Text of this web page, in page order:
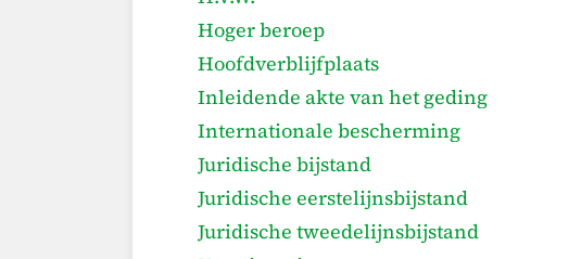
Hoger beroep
Hoofdverblijfplaats
Inleidende akte van het geding
Internationale bescherming
Juridische bijstand
Juridische eerstelijnsbijstand
Juridische tweedelijnsbijstand